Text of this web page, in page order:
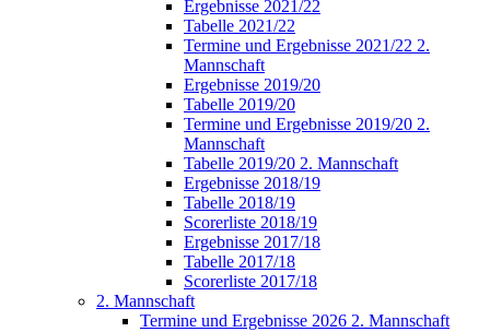
Ergebnisse 2021/22
Tabelle 2021/22
Termine und Ergebnisse 2021/22 2.
Mannschaft
Ergebnisse 2019/20
Tabelle 2019/20
Termine und Ergebnisse 2019/20 2.
Mannschaft
Tabelle 2019/20 2. Mannschaft
Ergebnisse 2018/19
Tabelle 2018/19
Scorerliste 2018/19
Ergebnisse 2017/18
Tabelle 2017/18
Scorerliste 2017/18
2. Mannschaft
Termine und Ergebnisse 2026 2. Mannschaft